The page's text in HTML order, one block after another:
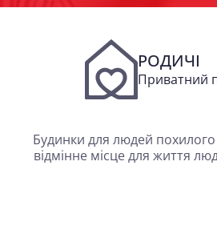
РОДИЧІ
Приватний
Будинки для людей похилого
відмінне місце для життя